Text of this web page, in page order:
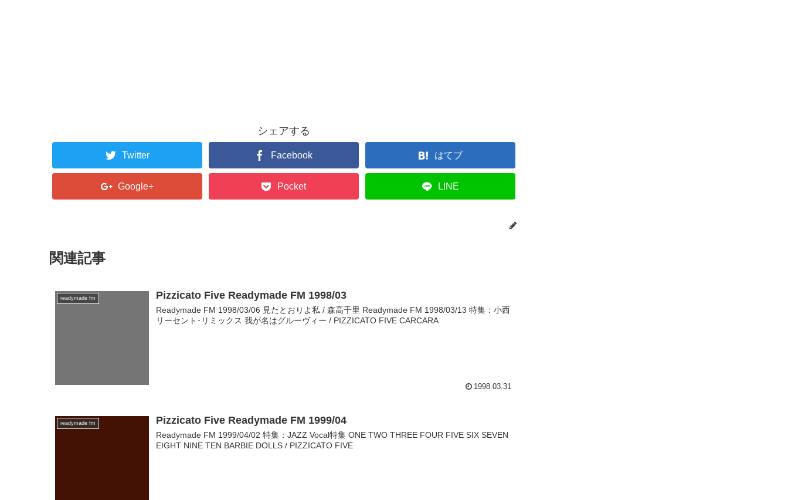
シェアする
Twitter Facebook はてブ
Google+ Pocket LINE
関連記事
readymade fm Pizzicato Five Readymade FM 1998/03
Readymade FM 1998/03/06 見たとおりよ私 / 森高千里 Readymade FM 1998/03/13 特集：小西
リーセント･リミックス 我が名はグルーヴィー / PIZZICATO FIVE CARCARA
1998.03.31
readymade fm Pizzicato Five Readymade FM 1999/04
Readymade FM 1999/04/02 特集：JAZZ Vocal特集 ONE TWO THREE FOUR FIVE SIX SEVEN
EIGHT NINE TEN BARBIE DOLLS / PIZZICATO FIVE